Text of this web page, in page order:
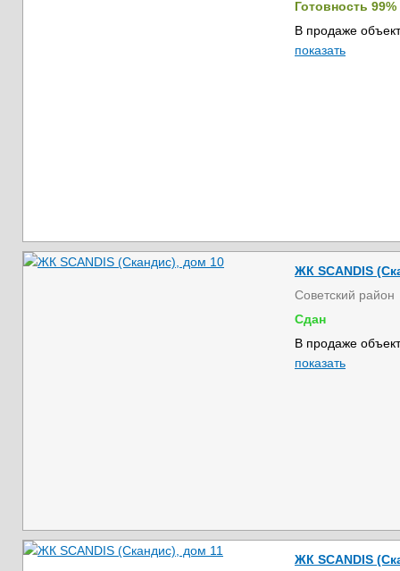
Готовность 99%
В продаже
показать
ЖК SCANDIS
Советский район
Сдан
В продаже
показать
ЖК SCANDIS